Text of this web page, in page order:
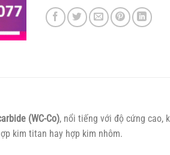
(WC-Co), nổi tiếng với độ cứng cao,
kim titan hay hợp kim nhôm.